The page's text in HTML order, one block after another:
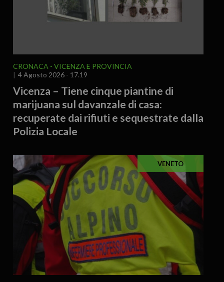
CRONACA
VICENZA E PROVINCIA
4 Agosto 2026 - 17.19
Vicenza – Tiene cinque piantine di
marijuana sul davanzale di casa:
recuperate dai rifiuti e sequestrate dalla
Polizia Locale
VENETO